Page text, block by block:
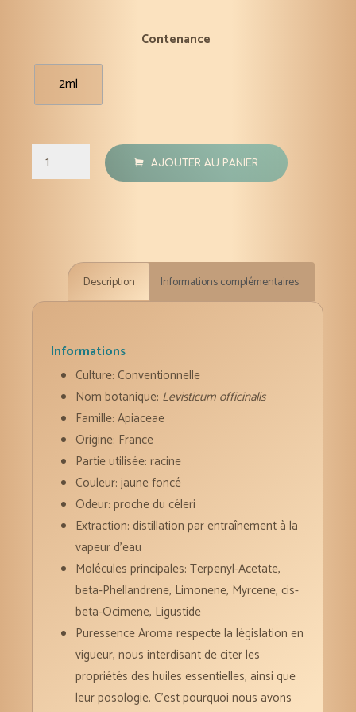
Contenance
2ml
quantité
de
ml
AJOUTER AU PANIER
Description Informations complémentaires
Informations
Culture: Conventionnelle
Nom botanique: Levisticum officinalis
Famille: Apiaceae
Origine: France
Partie utilisée: racine
Couleur: jaune foncé
Odeur: proche du céleri
Extraction: distillation par entraînement à la
vapeur d’eau
Molécules principales: Terpenyl-Acetate,
beta-Phellandrene, Limonene, Myrcene, cis-
beta-Ocimene, Ligustide
Puressence Aroma respecte la législation en
vigueur, nous interdisant de citer les
propriétés des huiles essentielles, ainsi que
leur posologie. C’est pourquoi nous avons